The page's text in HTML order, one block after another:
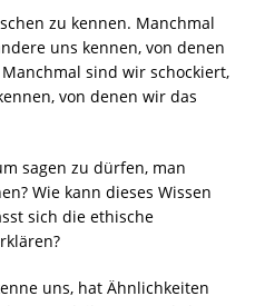
zu kennen. Manchmal
uns kennen, von denen
sind wir schockiert,
von denen wir das
sagen zu dürfen, man
Wie kann dieses Wissen
sich die ethische
uns, hat Ähnlichkeiten